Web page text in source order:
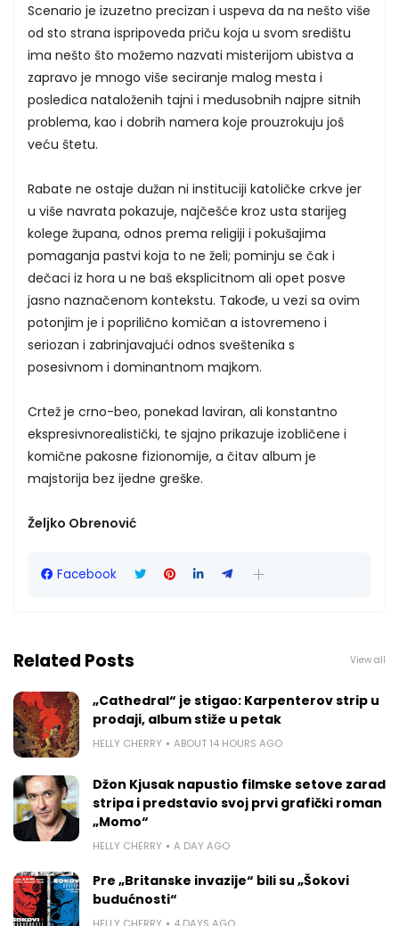
Scenario je izuzetno precizan i uspeva da na nešto više
od sto strana ispripoveda priču koja u svom središtu
ima nešto što možemo nazvati misterijom ubistva a
zapravo je mnogo više seciranje malog mesta i
posledica nataloženih tajni i medusobnih najpre sitnih
problema, kao i dobrih namera koje prouzrokuju još
veću štetu.
Rabate ne ostaje dužan ni instituciji katoličke crkve jer
u više navrata pokazuje, najčešće kroz usta starijeg
kolege župana, odnos prema religiji i pokušajima
pomaganja pastvi koja to ne želi; pominju se čak i
dečaci iz hora u ne baš eksplicitnom ali opet posve
jasno naznačenom kontekstu. Takođe, u vezi sa ovim
potonjim je i poprilično komičan a istovremeno i
seriozan i zabrinjavajući odnos sveštenika s
posesivnom i dominantnom majkom.
Crtež je crno-beo, ponekad laviran, ali konstantno
ekspresivnorealistički, te sjajno prikazuje izobličene i
komične pakosne fizionomije, a čitav album je
majstorija bez ijedne greške.
Željko Obrenović
Facebook
Related Posts View all
„Cathedral“ je stigao: Karpenterov strip u
prodaji, album stiže u petak
HELLY CHERRY ABOUT 14 HOURS AGO
Džon Kjusak napustio filmske setove zarad
stripa i predstavio svoj prvi grafički roman
„Momo“
HELLY CHERRY A DAY AGO
Pre „Britanske invazije“ bili su „Šokovi
budućnosti“
HELLY CHERRY 4 DAYS AGO